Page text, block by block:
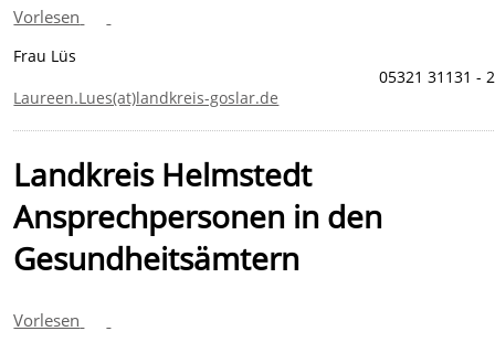
Vorlesen
Frau Lüs
Laureen.Lues(at)landkreis-goslar.de
05321 31131 -
Landkreis Helmstedt
Ansprechpersonen in den
Gesundheitsämtern
Vorlesen